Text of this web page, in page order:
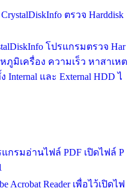
ตรวจ Harddisk
โปรแกรมตรวจ Har
ภูมิเครื่อง ความเร็ว หาสาเหต
และ External HDD ไ
แกรมอ่านไฟล์ PDF เปิดไฟล์ P
Reader เพื่อไว้เปิดไฟ